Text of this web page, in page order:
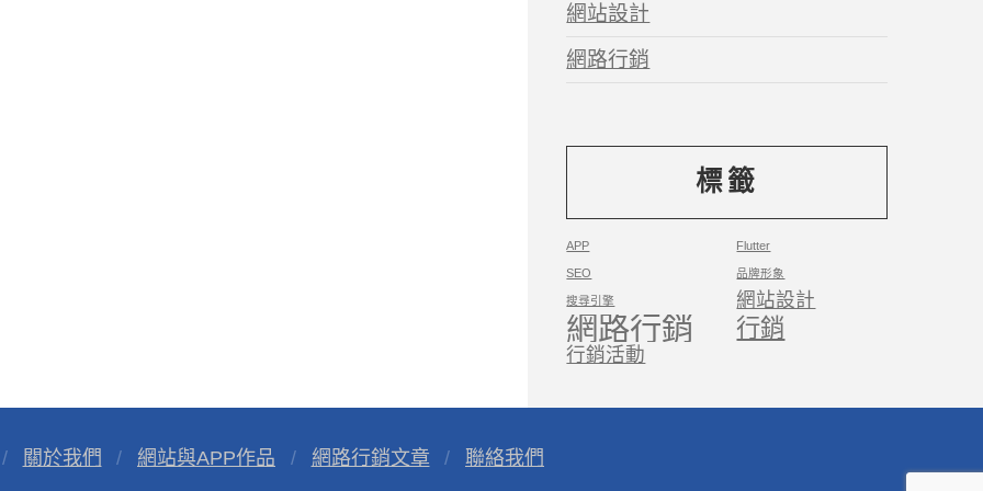
網站設計
網路行銷
標籤
APP Flutter
SEO 品牌形象
搜尋引擎 網站設計
網路行銷 行銷
行銷活動
關於我們 網站與APP作品 網路行銷文章 聯絡我們